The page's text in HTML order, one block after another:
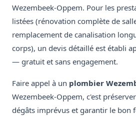
Wezembeek-Oppem. Pour les
listées (rénovation complète de
remplacement de canalisation
corps), un devis détaillé est établi
— gratuit et sans engagement.
Faire appel à un plombier
Wezembeek-Oppem, c'est
dégâts imprévus et garantir le bon